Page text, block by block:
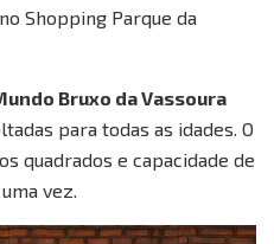
Shopping Parque da
Bruxo da Vassoura
para todas as idades. O
quadrados e capacidade de
vez.